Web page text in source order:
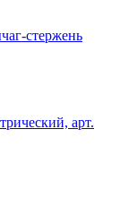
стержень
арт.